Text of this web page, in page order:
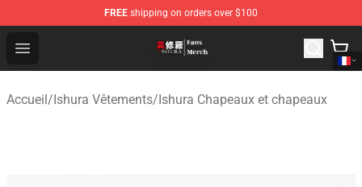
FREE shipping on orders over $100
Open menu
Ishura Store - Official Ishura Merchandise Shop
Accueil/Ishura Vêtements/Ishura Chapeaux et chapeaux